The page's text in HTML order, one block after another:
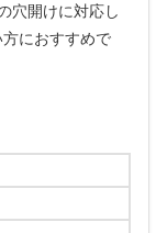
穴開けに対応し
におすすめで